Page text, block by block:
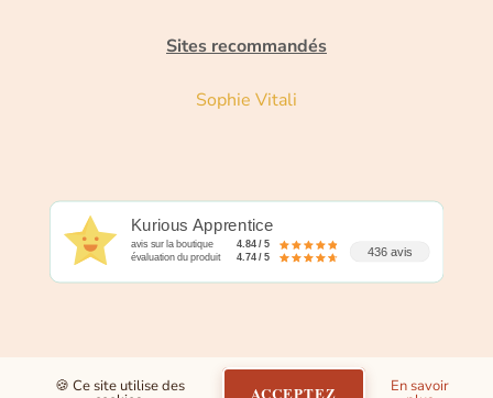
Sites recommandés
Sophie Vitali
Kurious Apprentice
avis sur la boutique
4.84 / 5
évaluation du produit
4.74 / 5 436 avis
🍪 Ce site utilise des ACCEPTEZ En savoir